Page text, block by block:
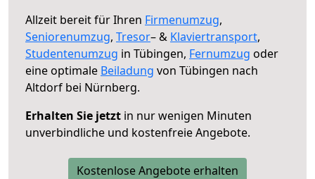
Allzeit bereit für Ihren Firmenumzug,
Seniorenumzug, Tresor– & Klaviertransport,
Studentenumzug in Tübingen, Fernumzug oder
eine optimale Beiladung von Tübingen nach
Altdorf bei Nürnberg.
Erhalten Sie jetzt in nur wenigen Minuten
unverbindliche und kostenfreie Angebote.
Kostenlose Angebote erhalten